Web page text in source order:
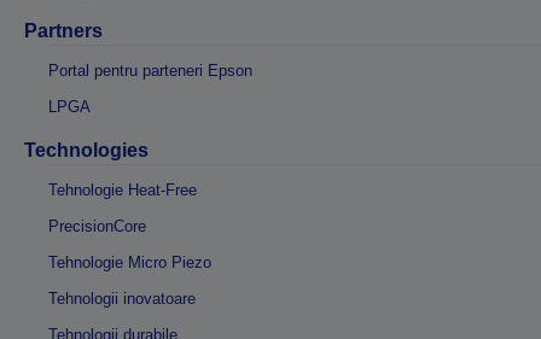
Partners
Portal pentru parteneri Epson
LPGA
Technologies
Tehnologie Heat-Free
PrecisionCore
Tehnologie Micro Piezo
Tehnologii inovatoare
Tehnologii durabile